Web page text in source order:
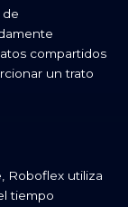
de
compartidos
un trato
Roboflex utiliza
tiempo